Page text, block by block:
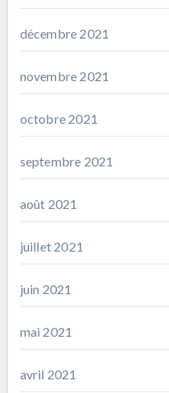
décembre 2021
novembre 2021
octobre 2021
septembre 2021
août 2021
juillet 2021
juin 2021
mai 2021
avril 2021